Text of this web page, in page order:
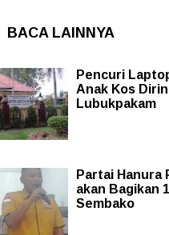
BACA LAINNYA
Pencuri
Anak Kos
Lubukpakam
Partai Hanura
akan Bagikan
Sembako